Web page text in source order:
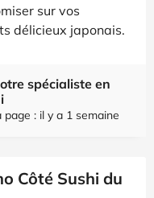
sur vos
délicieux japonais.
spécialiste en
: il y a 1 semaine
Côté Sushi du